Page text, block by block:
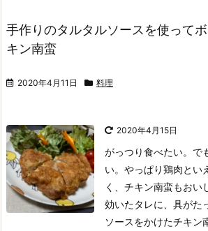
手作りのタルタルソースを使って
キン南蛮
2020年4月11日 料理
2020年4月15日
がっつり食べたい。で
い。 やっぱり鶏肉とい
く、チキン南蛮もおい
効いたタレに、具がた
ソースをかけたチキン